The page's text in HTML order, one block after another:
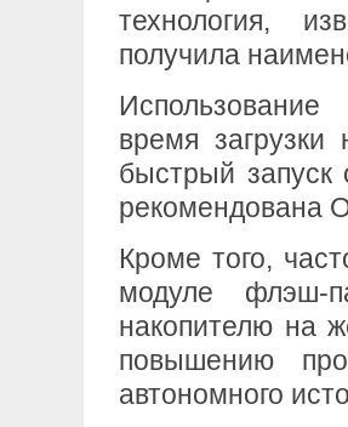
технология,
получила
время
быстрый запуск
рекомендована
Кроме того,
модуле флэш-
накопителю на
повышению
автономного